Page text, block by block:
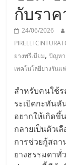
เอ
ส
เอ็
มอี
ไทย,
กับราค
24/06/2026
PIRELLI
ยางพรีเมียม,ปัญหา
เทคโนโลยียางรันแ
สำหรับคนใช้ร
ระเบิดกะทันหั
อยากให้เกิดขึ้
กลายเป็นตัวเ
การช่วยกู้สถ
ยางธรรมดาทั่